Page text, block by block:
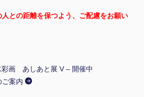
との距離を保つよう、ご配慮をお願い
画 あしあと展 V – 開催中
ご案内